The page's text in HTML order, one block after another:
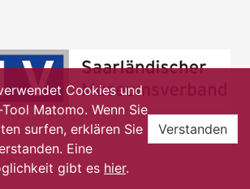
Cookies und
Matomo. Wenn Sie
surfen, erklären Sie
Eine
gibt es hier.
Verstanden